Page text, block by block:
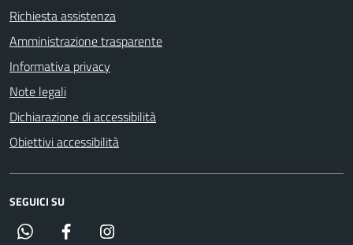
Richiesta assistenza
Amministrazione trasparente
Informativa privacy
Note legali
Dichiarazione di accessibilità
Obiettivi accessibilità
SEGUICI SU
Whatsapp Facebook